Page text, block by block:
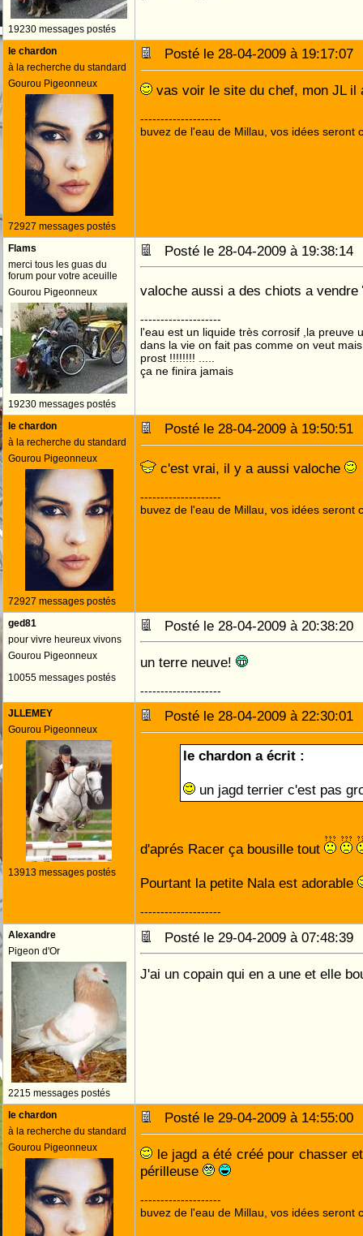
19230 messages postés
le chardon
à la recherche du standard
Gourou Pigeonneux
72927 messages postés
Posté le 28-04-2009 à
vas voir le site du chef, mon JL
--------------------
buvez de l'eau de Millau, vos idées seront
Flams
merci tous les guas du
forum pour votre aceuille
Gourou Pigeonneux
19230 messages postés
Posté le 28-04-2009 à
valoche aussi a des chiots a vendre
--------------------
l'eau est un liquide très corrosif ,la preuve
dans la vie on fait pas comme on veut
prost !!!!!!!! .....
ça ne finira jamais
le chardon
à la recherche du standard
Gourou Pigeonneux
72927 messages postés
Posté le 28-04-2009 à
c'est vrai, il y a aussi valoche
--------------------
buvez de l'eau de Millau, vos idées seront
ged81
pour vivre heureux vivons
Gourou Pigeonneux
10055 messages postés
Posté le 28-04-2009 à
un terre neuve!
--------------------
JLLEMEY
Gourou Pigeonneux
13913 messages postés
Posté le 28-04-2009 à
le chardon a écrit :
un jagd terrier c'est pas
d'aprés Racer ça bousille tout
Pourtant la petite Nala est adorable
--------------------
Alexandre
Pigeon d'Or
2215 messages postés
Posté le 29-04-2009 à
J'ai un copain qui en a une et elle
le chardon
à la recherche du standard
Gourou Pigeonneux
Posté le 29-04-2009 à
le jagd a été créé pour chasser
périlleuse
--------------------
buvez de l'eau de Millau, vos idées seront